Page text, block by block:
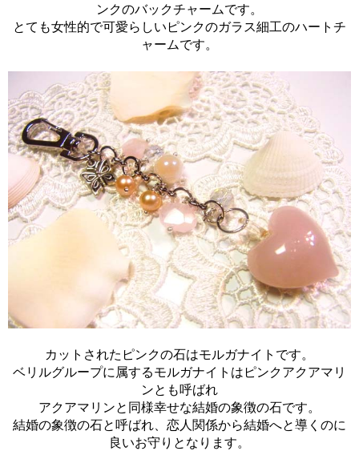
ンクのバックチャームです。
とても女性的で可愛らしいピンクのガラス細工のハートチ
ャームです。
カットされたピンクの石はモルガナイトです。
ベリルグループに属するモルガナイトはピンクアクアマリ
ンとも呼ばれ
アクアマリンと同様幸せな結婚の象徴の石です。
結婚の象徴の石と呼ばれ、恋人関係から結婚へと導くのに
良いお守りとなります。